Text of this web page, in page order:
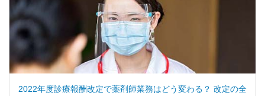
2022年度診療報酬改定で薬剤師業務はどう変わる？ 改定の全